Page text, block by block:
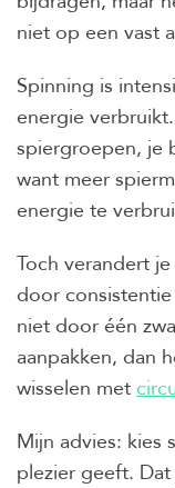
niet op een vast
Spinning is
energie
spiergroepen, je
want meer
energie te
Toch verandert
door
niet door één
aanpakken, dan
wisselen met
Mijn advies: kies
plezier geeft.